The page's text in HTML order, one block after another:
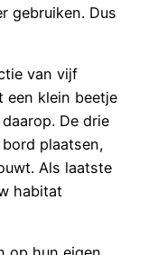
gebruiken. Dus
van vijf
een klein beetje
De drie
plaatsen,
Als laatste
habitat